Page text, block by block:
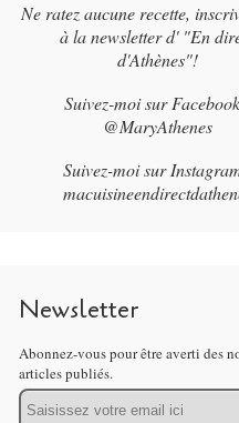
Ne ratez aucune recette,
à la newsletter d' "En
d'Athènes"!
Suivez-moi sur
@MaryAthenes
Suivez-moi sur
Newsletter
Abonnez-vous pour être averti des
articles publiés.
Email